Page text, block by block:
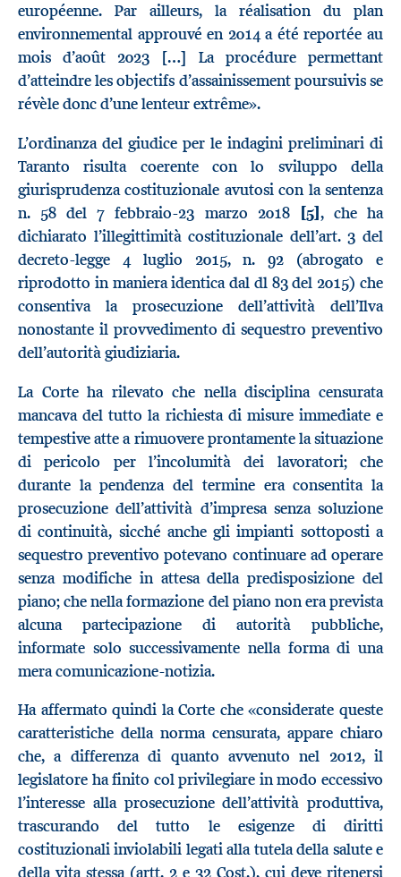
européenne. Par ailleurs, la réalisation du plan
environnemental approuvé en 2014 a été reportée au
mois d’août 2023 […] La procédure permettant
d’atteindre les objectifs d’assainissement poursuivis se
révèle donc d’une lenteur extrême».
L’ordinanza del giudice per le indagini preliminari di
Taranto risulta coerente con lo sviluppo della
giurisprudenza costituzionale avutosi con la sentenza
n. 58 del 7 febbraio-23 marzo 2018
[5], che ha
dichiarato l’illegittimità costituzionale dell’art. 3 del
decreto-legge 4 luglio 2015, n. 92 (abrogato e
riprodotto in maniera identica dal dl 83 del 2015) che
consentiva la prosecuzione dell’attività dell’Ilva
nonostante il provvedimento di sequestro preventivo
dell’autorità giudiziaria.
La Corte ha rilevato che nella disciplina censurata
mancava del tutto la richiesta di misure immediate e
tempestive atte a rimuovere prontamente la situazione
di pericolo per l’incolumità dei lavoratori; che
durante la pendenza del termine era consentita la
prosecuzione dell’attività d’impresa senza soluzione
di continuità, sicché anche gli impianti sottoposti a
sequestro preventivo potevano continuare ad operare
senza modifiche in attesa della predisposizione del
piano; che nella formazione del piano non era prevista
alcuna partecipazione di autorità pubbliche,
informate solo successivamente nella forma di una
mera comunicazione-notizia.
Ha affermato quindi la Corte che «considerate queste
caratteristiche della norma censurata, appare chiaro
che, a differenza di quanto avvenuto nel 2012, il
legislatore ha finito col privilegiare in modo eccessivo
l’interesse alla prosecuzione dell’attività produttiva,
trascurando del tutto le esigenze di diritti
costituzionali inviolabili legati alla tutela della salute e
della vita stessa (artt. 2 e 32 Cost.), cui deve ritenersi